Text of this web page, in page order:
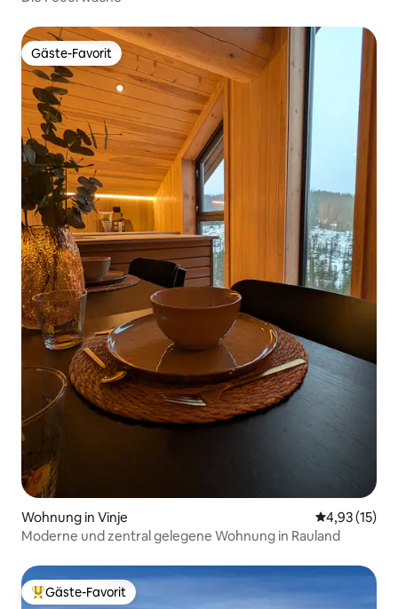
Gäste-Favorit
Gäste-Favorit
Wohnung in Vinje
4,93 (15)
Moderne und zentral gelegene Wohnung in Rauland
Beliebter Gäste-Favorit.
Gäste-Favorit